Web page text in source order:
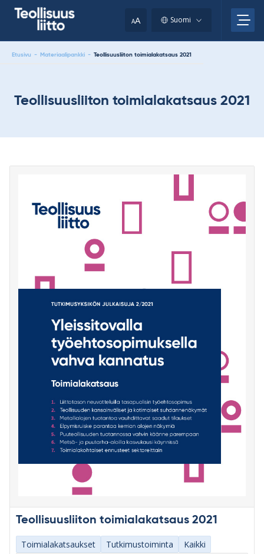
AA Suomi
Etusivu - Materiaalipankki - Teollisuusliiton toimialakatsaus 2021
Teollisuusliiton toimialakatsaus 2021
Teollisuusliiton toimialakatsaus 2021
Toimialakatsaukset Tutkimustoiminta Kaikki
clipboard.)